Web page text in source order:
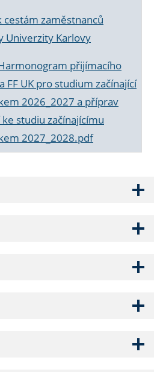
cestám zaměstnanců
Univerzity Karlovy
přijímacího
FF UK pro studium začínající
2026_2027 a příprav
studiu začínajícímu
2027_2028.pdf